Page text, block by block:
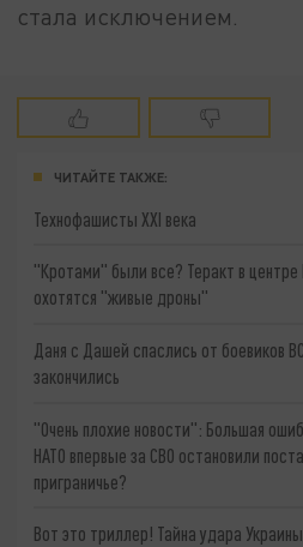
стала исключением.
ЧИТАЙТЕ ТАКЖЕ:
Технофашисты XXI века
"Кротами" были все? Теракт в
охотятся "живые дроны"
Даня с Дашей спаслись от боевиков
закончились
"Очень плохие новости": Большая
НАТО впервые за СВО остановили
приграничье?
Вот это триллер! Тайна удара